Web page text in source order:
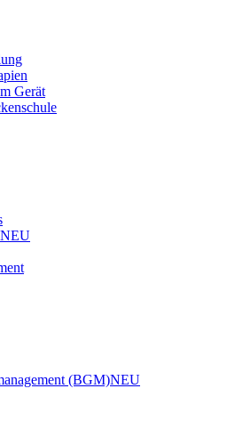
Gerät
NEU
(BGM)NEU